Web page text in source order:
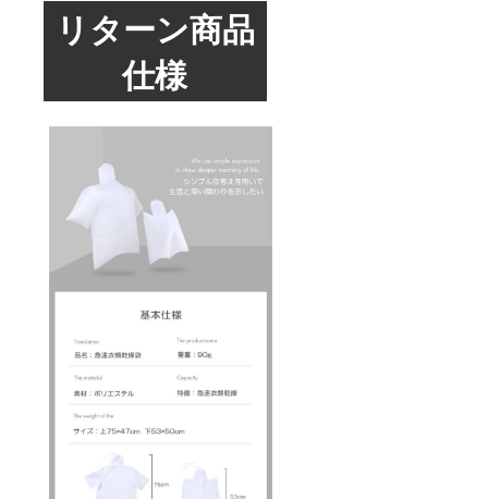
リターン商品
仕様